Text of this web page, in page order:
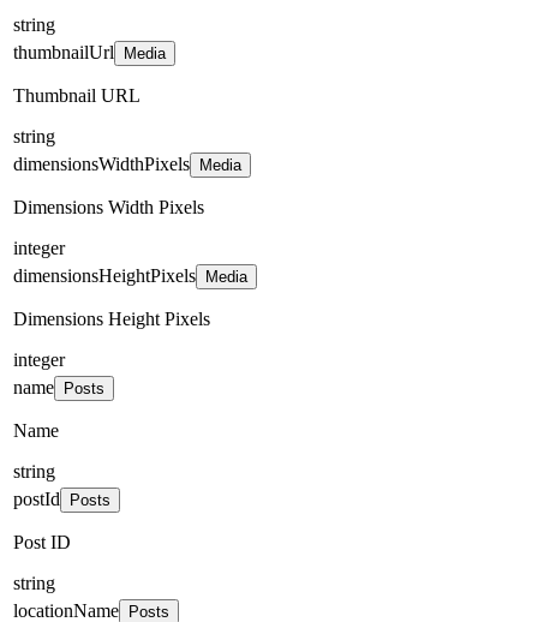
string
thumbnailUrl
Media
Thumbnail URL
string
dimensionsWidthPixels
Media
Dimensions Width Pixels
integer
dimensionsHeightPixels
Media
Dimensions Height Pixels
integer
name
Posts
Name
string
postId
Posts
Post ID
string
locationName
Posts